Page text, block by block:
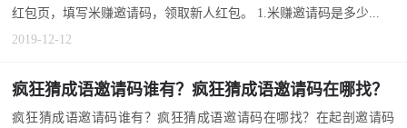
红包页，填写米赚邀请码，领取新人红包。 1.米赚邀请码是多少...
2019-12-12
疯狂猜成语邀请码谁有？疯狂猜成语邀请码在哪找？
疯狂猜成语邀请码谁有？疯狂猜成语邀请码在哪找？在起剖邀请码